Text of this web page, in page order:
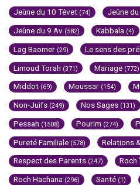
Jeûne du 10 Tévet (74) Jeûne
Jeûne du 9 Av (582) Kabbala (4)
Lag Baomer (29) Le sens des
Limoud Torah (371) Mariage (772)
Middot (69) Moussar (154)
Non-Juifs (249) Nos Sages (131)
Pessah (1508) Pourim (274)
Pureté Familiale (578) Relations
Respect des Parents (247) Roch
Roch Hachana (296) Santé (1)